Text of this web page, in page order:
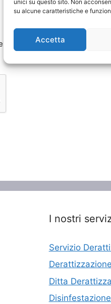
unici su questo sito. Non
su alcune caratteristiche e
Accetta
I nostri
Servizio
Ditta